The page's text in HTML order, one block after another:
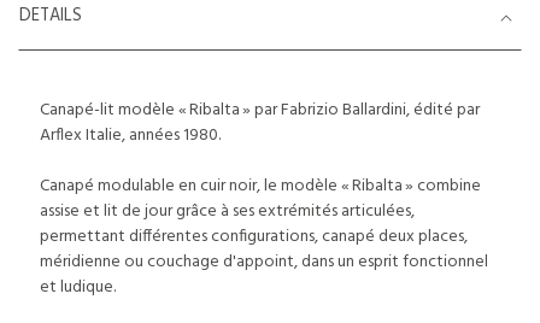
DETAILS
Canapé-lit modèle « Ribalta » par Fabrizio Ballardini, édité par
Arflex Italie, années 1980.
Canapé modulable en cuir noir, le modèle « Ribalta » combine
assise et lit de jour grâce à ses extrémités articulées,
permettant différentes configurations, canapé deux places,
méridienne ou couchage d'appoint, dans un esprit fonctionnel
et ludique.